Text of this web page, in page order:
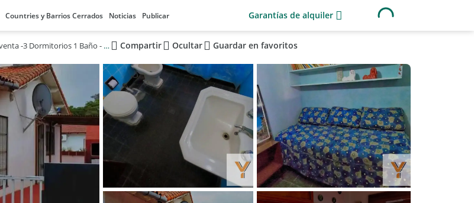
Countries y Barrios Cerrados Noticias Publicar Garantías de alquiler
PH en venta -3 Dormitorios 1 Baño - San Bernardo del Tuyú Compartir Ocultar Guardar en favoritos